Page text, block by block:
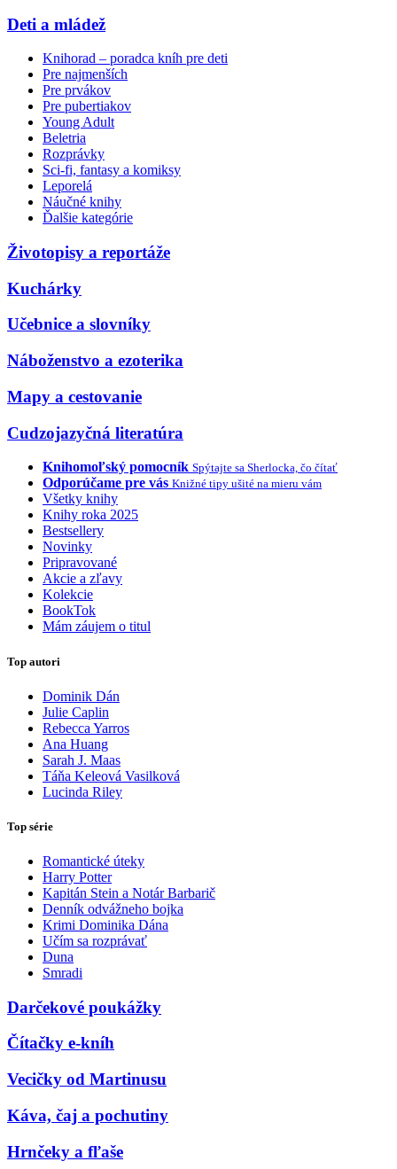
Deti a mládež
Knihorad – poradca kníh pre deti
Pre najmenších
Pre prvákov
Pre pubertiakov
Young Adult
Beletria
Rozprávky
Sci-fi, fantasy a komiksy
Leporelá
Náučné knihy
Ďalšie kategórie
Životopisy a reportáže
Kuchárky
Učebnice a slovníky
Náboženstvo a ezoterika
Mapy a cestovanie
Cudzojazyčná literatúra
Knihomoľský pomocník Spýtajte sa Sherlocka, čo čítať
Odporúčame pre vás Knižné tipy ušité na mieru vám
Všetky knihy
Knihy roka 2025
Bestsellery
Novinky
Pripravované
Akcie a zľavy
Kolekcie
BookTok
Mám záujem o titul
Top autori
Dominik Dán
Julie Caplin
Rebecca Yarros
Ana Huang
Sarah J. Maas
Táňa Keleová Vasilková
Lucinda Riley
Top série
Romantické úteky
Harry Potter
Kapitán Stein a Notár Barbarič
Denník odvážneho bojka
Krimi Dominika Dána
Učím sa rozprávať
Duna
Smradi
Darčekové poukážky
Čítačky e-kníh
Vecičky od Martinusu
Káva, čaj a pochutiny
Hrnčeky a fľaše